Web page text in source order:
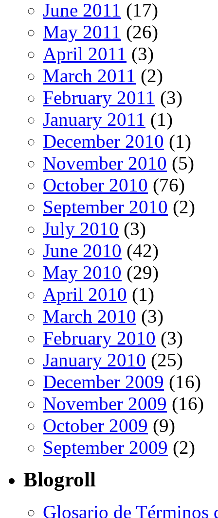
June 2011 (17)
May 2011 (26)
April 2011 (3)
March 2011 (2)
February 2011 (3)
January 2011 (1)
December 2010 (1)
November 2010 (5)
October 2010 (76)
September 2010 (2)
July 2010 (3)
June 2010 (42)
May 2010 (29)
April 2010 (1)
March 2010 (3)
February 2010 (3)
January 2010 (25)
December 2009 (16)
November 2009 (16)
October 2009 (9)
September 2009 (2)
Blogroll
Glosario de Términos